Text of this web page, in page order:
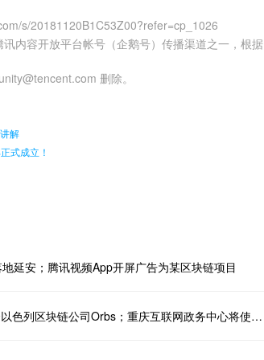
s/20181120B1C53Z00?refer=cp_1026
内容开放平台帐号（企鹅号）传播渠道之一，根据
删除。
解
式成立！
延安；腾讯视频App开屏广告为某区块链项目
韩国互联网巨头Kakao投资以色列区块链公司Orbs；重庆互联网政务中心将使用区块链技术升级系统